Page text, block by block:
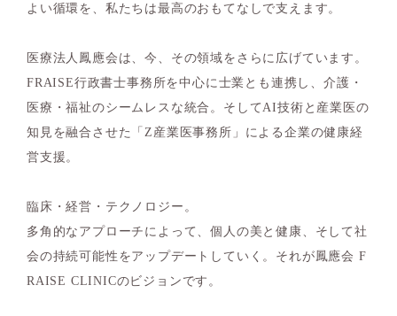
よい循環を、私たちは最高のおもてなしで支えます。
医療法人鳳應会は、今、その領域をさらに広げています。
FRAISE行政書士事務所を中心に士業とも連携し、介護・
医療・福祉のシームレスな統合。そしてAI技術と産業医の
知見を融合させた「Z産業医事務所」による企業の健康経
営支援。
臨床・経営・テクノロジー。
多角的なアプローチによって、個人の美と健康、そして社
会の持続可能性をアップデートしていく。それが鳳應会 F
RAISE CLINICのビジョンです。